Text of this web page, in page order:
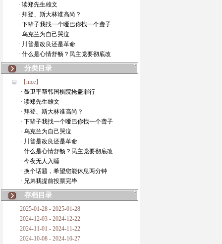
· 读郑先生雄文
· 拜登、斯大林谁高尚？
· 下辈子我找一个哑巴你找一个聋子
· 乌克兰为自己哭泣
· 川普是改良还是革命
· 什么是心情舒畅？民主党要彻底改
分类目录
【nice】
· 聂卫平帮韩国棋院掩盖罪行
· 读郑先生雄文
· 拜登、斯大林谁高尚？
· 下辈子我找一个哑巴你找一个聋子
· 乌克兰为自己哭泣
· 川普是改良还是革命
· 什么是心情舒畅？民主党要彻底改
· 今夜无人入睡
· 换个话题，希望您能休息两分钟
· 兄弟我提前投票完毕
存档目录
2025-01-28 - 2025-01-28
2024-12-03 - 2024-12-22
2024-11-01 - 2024-11-22
2024-10-08 - 2024-10-27